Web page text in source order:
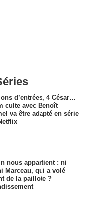
d’entrées, 4 César…
culte avec Benoît
va être adapté en série
nous appartient : ni
Marceau, qui a volé
de la paillote ?